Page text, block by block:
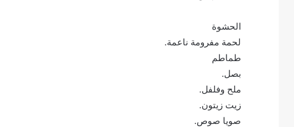
الحشوة
لحمة مفرومة ناعمة.
طماطم
بصل.
ملح وفلفل.
زيت زيتون.
صويا صوص.